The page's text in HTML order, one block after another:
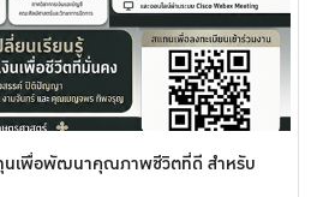
นเพื่อพัฒนาคุณภาพชีวิตที่ดี สำหรับ